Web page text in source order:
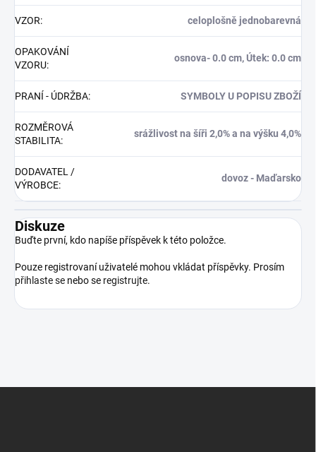
VZOR: celoplošně jednobarevná
OPAKOVÁNÍ
VZORU:
osnova- 0.0 cm, Útek: 0.0 cm
PRANÍ - ÚDRŽBA: SYMBOLY U POPISU ZBOŽÍ
ROZMĚROVÁ
STABILITA:
srážlivost na šíři 2,0% a na výšku 4,0%
DODAVATEL /
VÝROBCE:
dovoz - Maďarsko
Diskuze
Buďte první, kdo napíše příspěvek k této položce.
Pouze registrovaní uživatelé mohou vkládat příspěvky. Prosím
přihlaste se nebo se registrujte.